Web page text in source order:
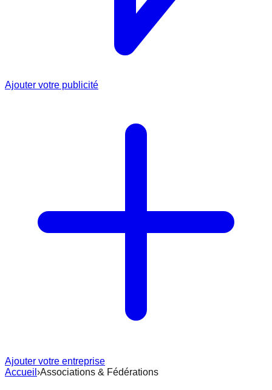
Ajouter votre publicité
Ajouter votre entreprise
Accueil ›Associations & Fédérations